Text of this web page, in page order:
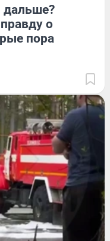
дальше?
о
пора